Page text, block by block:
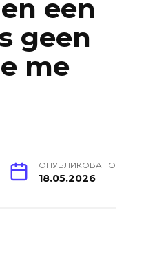
een
geen
me
ОПУБЛИКОВАНО
18.05.2026